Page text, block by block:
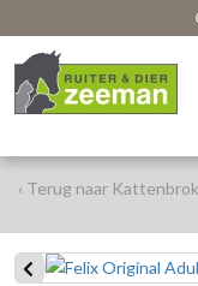
‹ Terug naar